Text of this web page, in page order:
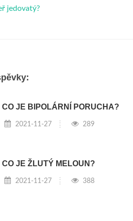
jedovatý?
CO JE BIPOLÁRNÍ PORUCHA?
2021-11-27 289
CO JE ŽLUTÝ MELOUN?
2021-11-27 388